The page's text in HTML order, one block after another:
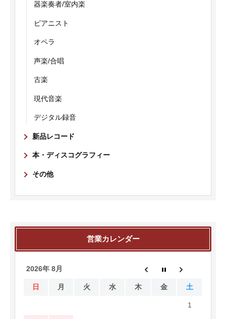
器楽奏者/室内楽
ピアニスト
オペラ
声楽/合唱
古楽
現代音楽
デジタル録音
新品レコード
本・ディスコグラフィー
その他
営業カレンダー
2026年 8月
日 月 火 水 木 金 土
1